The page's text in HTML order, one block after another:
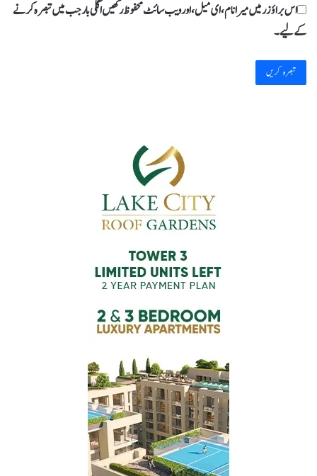
اس براؤزر میں میرا نام، ای میل، اور ویب سائٹ محفوظ رکھیں اگلی بار جب میں تبصرہ کرنے
کےلیے۔